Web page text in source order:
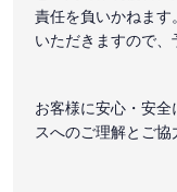
責任を負いかねま
いただきますので、
お客様に安心・安
スへのご理解とご協